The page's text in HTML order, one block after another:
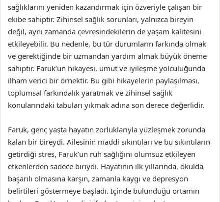
sağlıklarını yeniden kazandırmak için özveriyle çalışan bir
ekibe sahiptir. Zihinsel sağlık sorunları, yalnızca bireyin
değil, aynı zamanda çevresindekilerin de yaşam kalitesini
etkileyebilir. Bu nedenle, bu tür durumların farkında olmak
ve gerektiğinde bir uzmandan yardım almak büyük öneme
sahiptir. Faruk’un hikayesi, umut ve iyileşme yolculuğunda
ilham verici bir örnektir. Bu gibi hikayelerin paylaşılması,
toplumsal farkındalık yaratmak ve zihinsel sağlık
konularındaki tabuları yıkmak adına son derece değerlidir.
Faruk, genç yaşta hayatın zorluklarıyla yüzleşmek zorunda
kalan bir bireydi. Ailesinin maddi sıkıntıları ve bu sıkıntıların
getirdiği stres, Faruk’un ruh sağlığını olumsuz etkileyen
etkenlerden sadece biriydi. Hayatının ilk yıllarında, okulda
başarılı olmasına karşın, zamanla kaygı ve depresyon
belirtileri göstermeye başladı. İçinde bulunduğu ortamın